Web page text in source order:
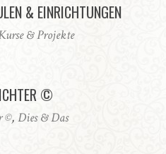
& EINRICHTUNGEN
& Projekte
©
©, Dies & Das